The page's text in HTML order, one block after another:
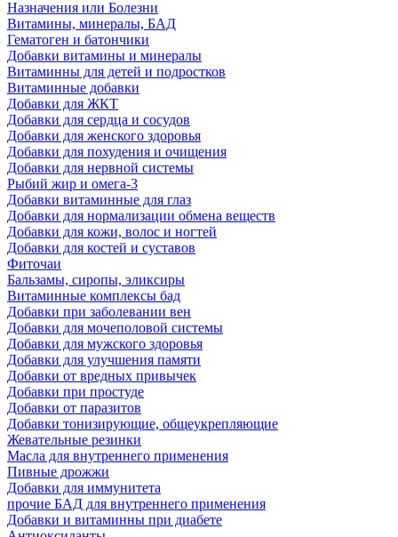
Назначения или Болезни
Витамины, минералы, БАД
Гематоген и батончики
Добавки витамины и минералы
Витаминны для детей и подростков
Витаминные добавки
Добавки для ЖКТ
Добавки для сердца и сосудов
Добавки для женского здоровья
Добавки для похудения и очищения
Добавки для нервной системы
Рыбий жир и омега-3
Добавки витаминные для глаз
Добавки для нормализации обмена веществ
Добавки для кожи, волос и ногтей
Добавки для костей и суставов
Фиточаи
Бальзамы, сиропы, эликсиры
Витаминные комплексы бад
Добавки при заболевании вен
Добавки для мочеполовой системы
Добавки для мужского здоровья
Добавки для улучшения памяти
Добавки от вредных привычек
Добавки при простуде
Добавки от паразитов
Добавки тонизирующие, общеукрепляющие
Жевательные резинки
Масла для внутреннего применения
Пивные дрожжи
Добавки для иммунитета
прочие БАД для внутреннего применения
Добавки и витаминны при диабете